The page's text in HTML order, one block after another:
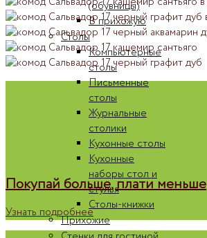
(обувницы)
В прихожую
Столы
Компьютерные
столы
Письменные
столы
Журнальные
столики
Кухонные столы
Кухонные
наборы стол и
стулья
Столы-книжки
Прихожие
Покупай больше, плати меньше
Узнать подробнее